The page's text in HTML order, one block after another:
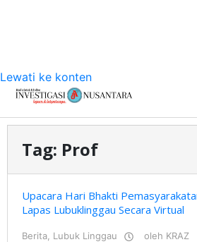
Lewati ke konten
Tag: Prof
Upacara Hari Bhakti
Lapas Lubuklinggau Secara Virtual
Berita Lubuk Linggau oleh KRAZ